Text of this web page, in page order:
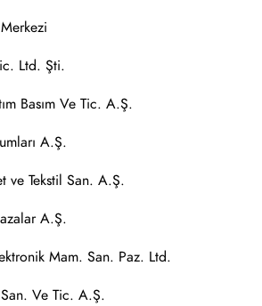
Ltd. Şti.
Basım Ve Tic. A.Ş.
A.Ş.
ve Tekstil San. A.Ş.
A.Ş.
Mam. San. Paz. Ltd.
Ve Tic. A.Ş.